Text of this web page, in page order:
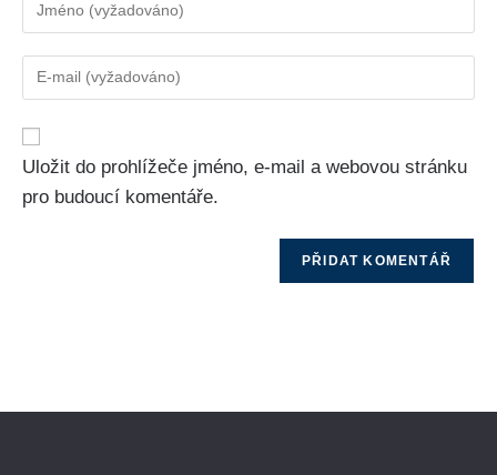
Uložit do prohlížeče jméno, e-mail a webovou stránku
pro budoucí komentáře.